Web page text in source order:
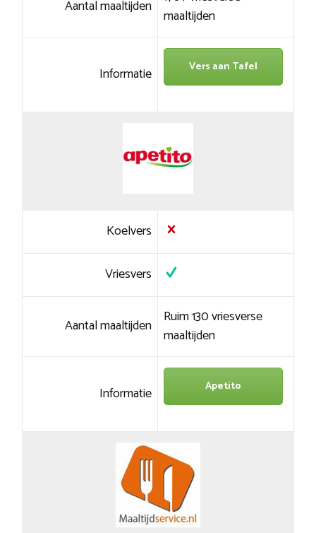
Aantal maaltijden maaltijden
Informatie Vers aan Tafel
Koelvers
Vriesvers
Aantal maaltijden Ruim 130 vriesverse
maaltijden
Informatie Apetito